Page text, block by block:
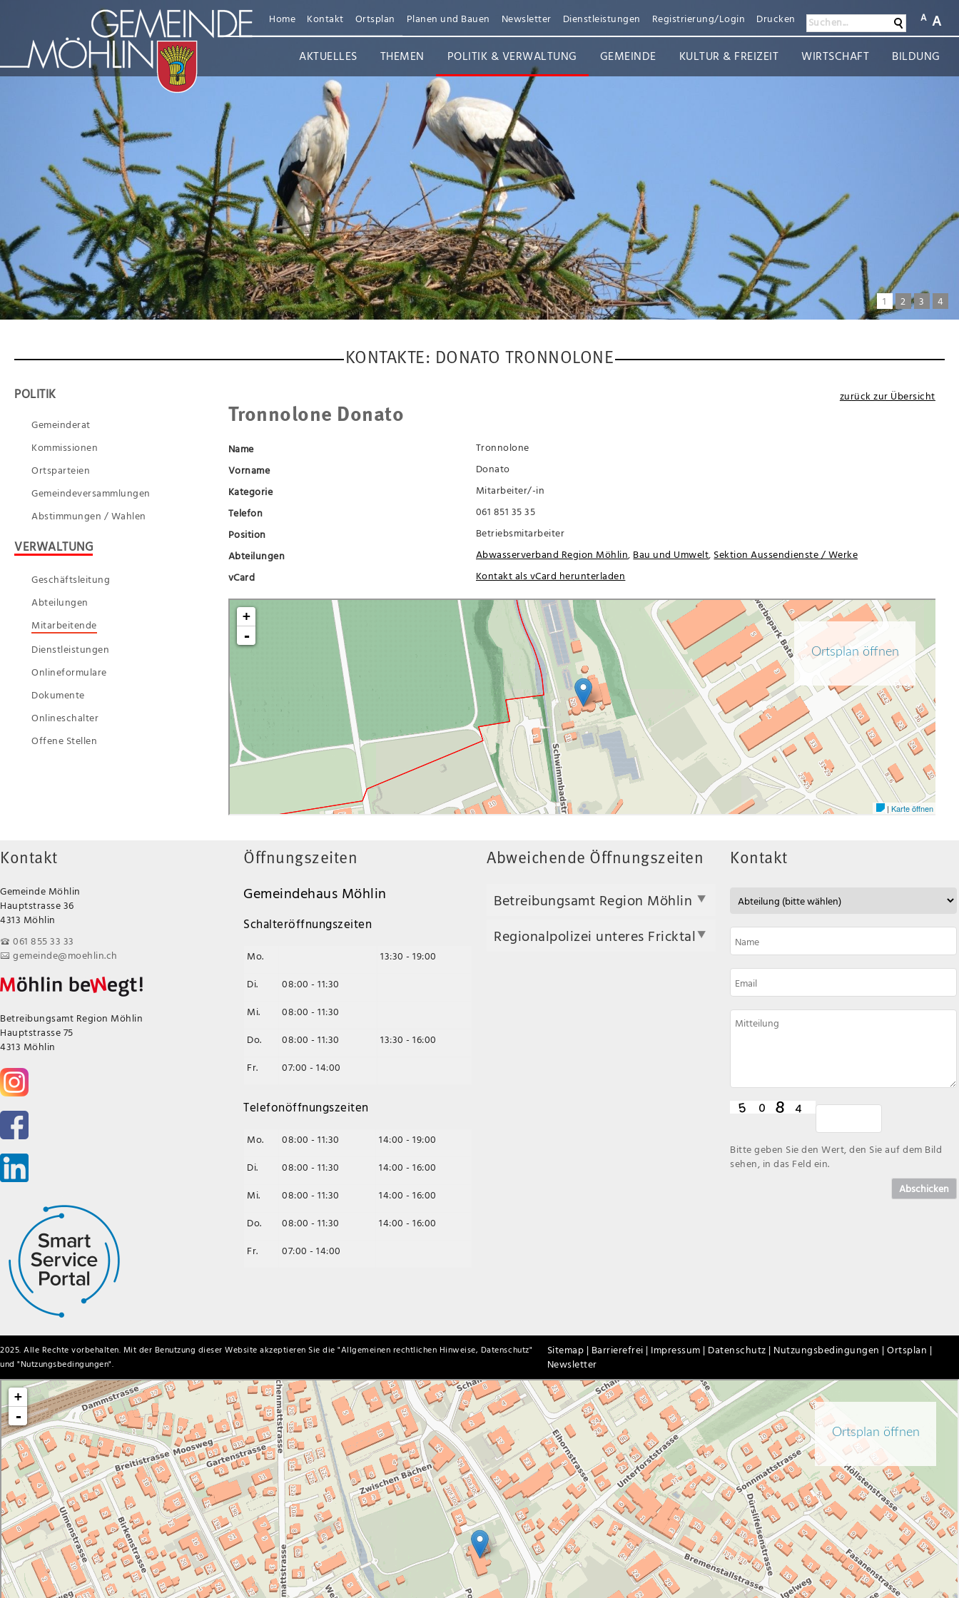
A A
Suchen...
Home Kontakt Ortsplan Planen und Bauen Newsletter Dienstleistungen Registrierung/Login DruckenSuchen
AKTUELLES THEMEN POLITIK & VERWALTUNG GEMEINDE KULTUR & FREIZEIT WIRTSCHAFT BILDUNG
1 2 3 4
KONTAKTE: DONATO TRONNOLONE
POLITIK
Gemeinderat
Kommissionen
Ortsparteien
Gemeindeversammlungen
Abstimmungen / Wahlen
VERWALTUNG
Geschäftsleitung
Abteilungen
Mitarbeitende
Dienstleistungen
Onlineformulare
Dokumente
Onlineschalter
Offene Stellen
zurück zur Übersicht
Tronnolone Donato
Name
Tronnolone
Vorname
Donato
Kategorie
Mitarbeiter/-in
Telefon
061 851 35 35
Position
Betriebsmitarbeiter
Abteilungen
Abwasserverband Region Möhlin, Bau und Umwelt, Sektion Aussendienste / Werke
vCard
Kontakt als vCard herunterladen
Kontakt
Gemeinde Möhlin
Hauptstrasse 36
4313 Möhlin
061 855 33 33
gemeinde@moehlin.ch
Betreibungsamt Region Möhlin
Hauptstrasse 75
4313 Möhlin
Öffnungszeiten
Gemeindehaus Möhlin
Schalteröffnungszeiten
Mo.
13:30 - 19:00
Di.
08:00 - 11:30
Mi.
08:00 - 11:30
Do.
08:00 - 11:30
13:30 - 16:00
Fr.
07:00 - 14:00
Telefonöffnungszeiten
Mo. 08:00 - 11:30
14:00 - 19:00
Di.
08:00 - 11:30
14:00 - 16:00
Mi.
08:00 - 11:30
14:00 - 16:00
Do.
08:00 - 11:30
14:00 - 16:00
Fr.
07:00 - 14:00
Abweichende Öffnungszeiten
Betreibungsamt Region Möhlin
Regionalpolizei unteres Fricktal
Kontakt
Bitte geben Sie den Wert, den Sie auf dem Bild
sehen, in das Feld ein.
Abschicken
2025. Alle Rechte vorbehalten. Mit der Benutzung dieser Website akzeptieren Sie die "Allgemeinen rechtlichen Hinweise, Datenschutz"
und "Nutzungsbedingungen".
Sitemap | Barrierefrei | Impressum | Datenschutz | Nutzungsbedingungen |Ortsplan |
Newsletter